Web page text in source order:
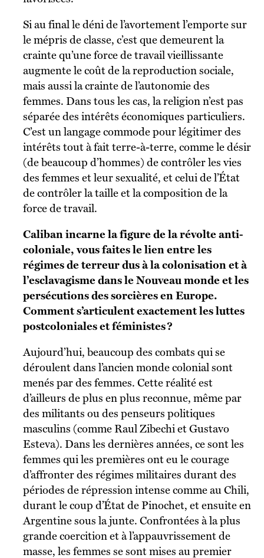
Si au final le déni de l’avortement l’emporte sur
le mépris de classe, c’est que demeurent la
crainte qu’une force de travail vieillissante
augmente le coût de la reproduction sociale,
mais aussi la crainte de l’autonomie des
femmes. Dans tous les cas, la religion n’est pas
séparée des intérêts économiques particuliers.
C’est un langage commode pour légitimer des
intérêts tout à fait terre-à-terre, comme le désir
(de beaucoup d’hommes) de contrôler les vies
des femmes et leur sexualité, et celui de l’État
de contrôler la taille et la composition de la
force de travail.
Caliban incarne la figure de la révolte anti-
coloniale, vous faites le lien entre les
régimes de terreur dus à la colonisation et à
l’esclavagisme dans le Nouveau monde et les
persécutions des sorcières en Europe.
Comment s’articulent exactement les luttes
postcoloniales et féministes ?
Aujourd’hui, beaucoup des combats qui se
déroulent dans l’ancien monde colonial sont
menés par des femmes. Cette réalité est
d’ailleurs de plus en plus reconnue, même par
des militants ou des penseurs politiques
masculins (comme Raul Zibechi et Gustavo
Esteva). Dans les dernières années, ce sont les
femmes qui les premières ont eu le courage
d’affronter des régimes militaires durant des
périodes de répression intense comme au Chili,
durant le coup d’État de Pinochet, et ensuite en
Argentine sous la junte. Confrontées à la plus
grande coercition et à l’appauvrissement de
masse, les femmes se sont mises au premier